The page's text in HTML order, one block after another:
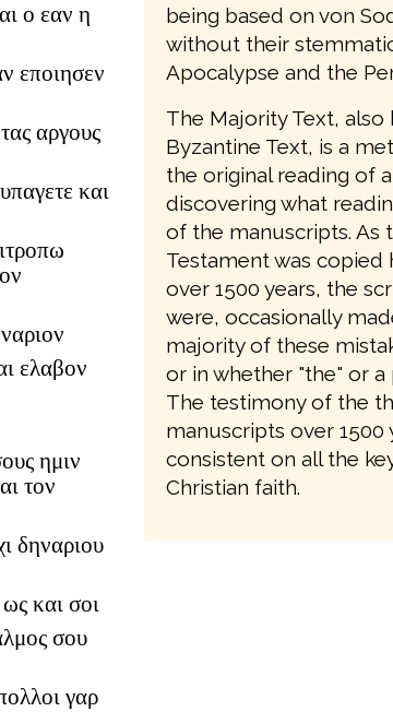
ο εαν η
εποιησεν
αργους
και
ελαβον
ημιν
τον
δηναριου
και σοι
σου
γαρ
being based on von
without their
Apocalypse and the
The Majority Text, also
Byzantine Text, is a
the original reading of
discovering what
of the manuscripts. As
Testament was
over 1500 years, the
were, occasionally
majority of these
or in whether "the" or
The testimony of the
manuscripts over 1500
consistent on all the
Christian faith.